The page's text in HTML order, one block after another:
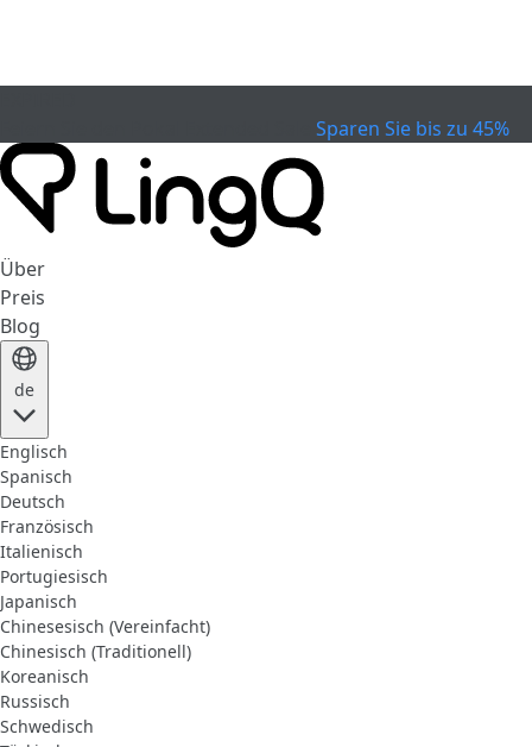
Sparen Sie bis zu 45%
Über
Preis
Blog
de
Englisch
Spanisch
Deutsch
Französisch
Italienisch
Portugiesisch
Japanisch
Chinesesisch (Vereinfacht)
Chinesisch (Traditionell)
Koreanisch
Russisch
Schwedisch